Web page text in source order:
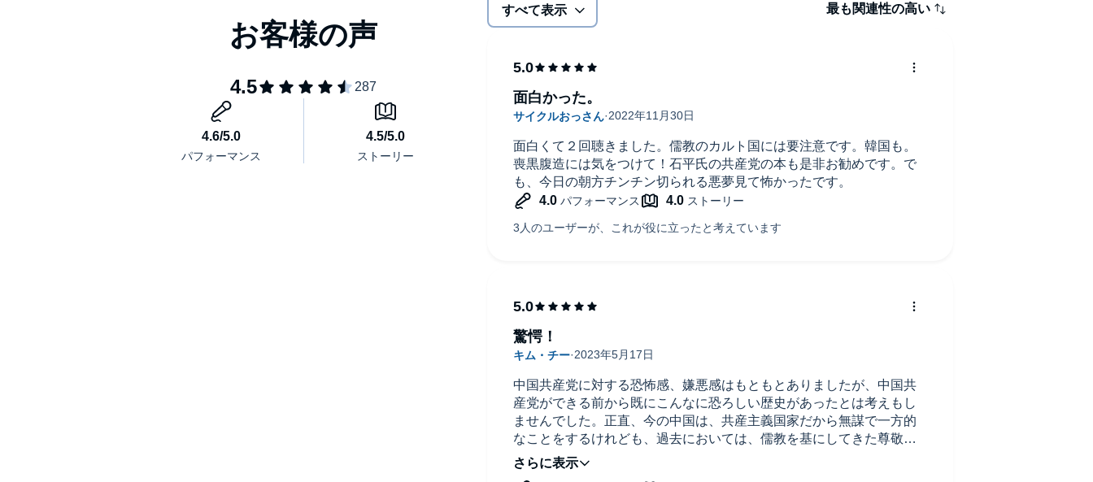
すべて表示 最も関連性の高い
面白くて２回聴きました。儒教のカルト国には要注意です。韓国も。
喪黒腹造には気をつけて！石平氏の共産党の本も是非お勧めです。で
も、今日の朝方チンチン切られる悪夢見て怖かったです。
面白かった。
中国共産党に対する恐怖感、嫌悪感はもともとありましたが、中国共
産党ができる前から既にこんなに恐ろしい歴史があったとは考えもし
ませんでした。正直、今の中国は、共産主義国家だから無謀で一方的
なことをするけれども、過去においては、儒教を基にしてきた尊敬に
値する中国だと認識していました。学校を始め、両親からもそのよう
に教わってきました。ここに書かれている内容をそのまま信じるかど
驚愕！